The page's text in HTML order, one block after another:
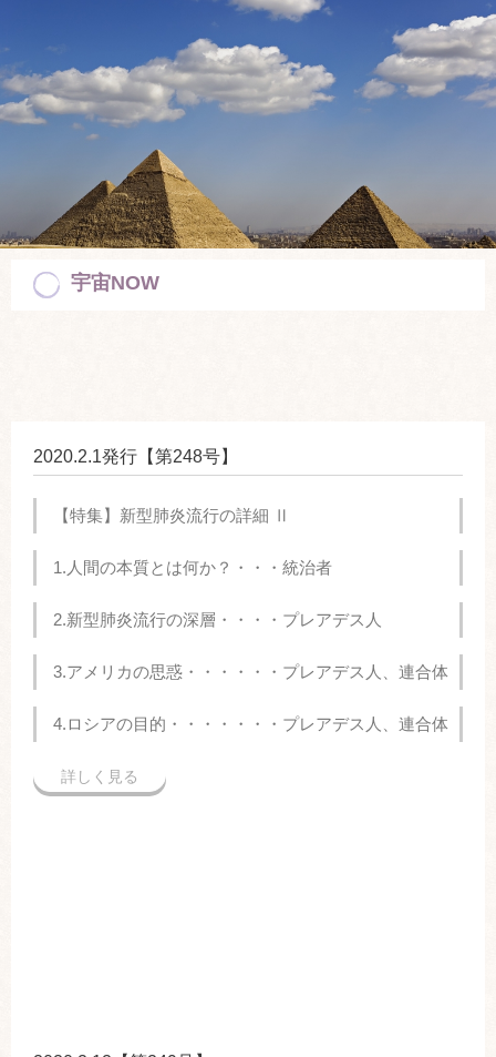
宇宙NOW
2020.2.1発行【第248号】
【特集】新型肺炎流行の詳細 Ⅱ
1.人間の本質とは何か？・・・統治者
2.新型肺炎流行の深層・・・・プレアデス人
3.アメリカの思惑・・・・・・プレアデス人、連合体
4.ロシアの目的・・・・・・・プレアデス人、連合体
詳しく見る